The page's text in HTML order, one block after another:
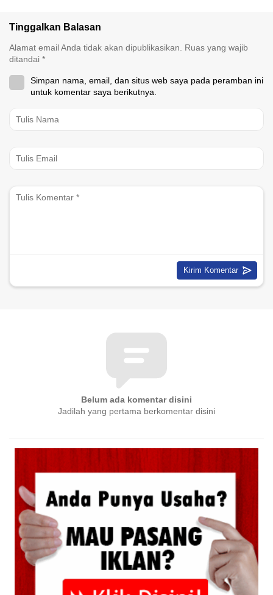
Tinggalkan Balasan
Alamat email Anda tidak akan dipublikasikan.
Ruas yang wajib
ditandai *
Simpan nama, email, dan situs web saya pada peramban ini
untuk komentar saya berikutnya.
Belum ada komentar disini
Jadilah yang pertama berkomentar disini